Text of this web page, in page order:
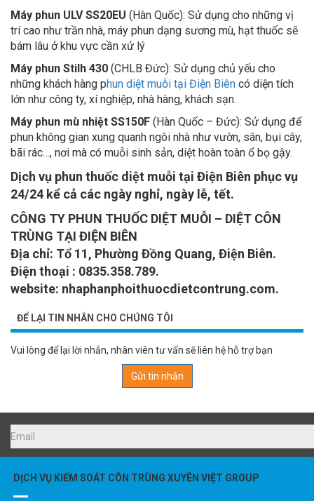
Máy phun ULV SS20EU (Hàn Quốc): Sử dụng cho những vị
trí cao như trần nhà, máy phun dạng sương mù, hạt thuốc sẽ
bám lâu ở khu vực cần xử lý
Máy phun Stilh 430 (CHLB Đức): Sử dụng chủ yếu cho
những khách hàng phun diệt muỗi tại Điện Biên có diện tích
lớn như công ty, xí nghiệp, nhà hàng, khách sạn.
Máy phun mù nhiệt SS150F (Hàn Quốc – Đức): Sử dụng để
phun không gian xung quanh ngôi nhà như vườn, sân, bụi cây,
bãi rác…, nơi mà có muỗi sinh sản, diệt hoàn toàn ổ bọ gậy.
Dịch vụ phun thuốc diệt muỗi tại Điện Biên phục vụ
24/24 kể cả các ngày nghỉ, ngày lễ, tết.
CÔNG TY PHUN THUỐC DIỆT MUỖI – DIỆT CÔN
TRÙNG TẠI ĐIỆN BIÊN
Địa chỉ: Tổ 11, Phường Đồng Quang, Điện Biên.
Điện thoại : 0835.358.789.
website: nhaphanphoithuocdietcontrung.com.
ĐỂ LẠI TIN NHẮN CHO CHÚNG TÔI
Vui lòng để lại lời nhắn, nhân viên tư vấn sẽ liên hệ hỗ trợ bạn
Gửi tin nhắn
DỊCH VỤ KIỂM SOÁT CÔN TRÙNG XUYÊN VIỆT GROUP